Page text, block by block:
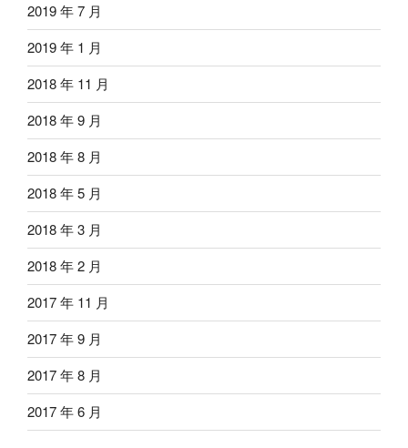
2019 年 7 月
2019 年 1 月
2018 年 11 月
2018 年 9 月
2018 年 8 月
2018 年 5 月
2018 年 3 月
2018 年 2 月
2017 年 11 月
2017 年 9 月
2017 年 8 月
2017 年 6 月